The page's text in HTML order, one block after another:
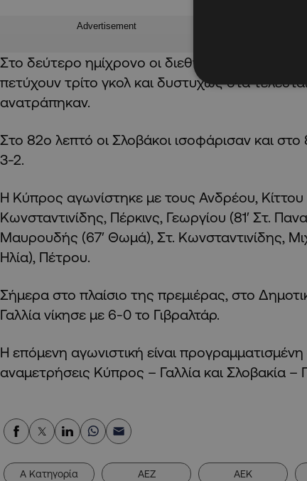
Advertisement
Στο δεύτερο ημίχρονο οι διεθνείς μας
πετύχουν τρίτο γκολ και δυστυχώς στα
ανατράπηκαν.
Στο 82ο λεπτό οι Σλοβάκοι ισοφάρισαν και στο
3-2.
Η Κύπρος αγωνίστηκε με τους Ανδρέου, Κίττου
Κωνσταντινίδης, Πέρκινς, Γεωργίου (81′ Στ.
Μαυρουδής (67′ Θωμά), Στ. Κωνσταντινίδης,
Ηλία), Πέτρου.
Σήμερα στο πλαίσιο της πρεμιέρας, στο
Γαλλία νίκησε με 6-0 το Γιβραλτάρ.
Η επόμενη αγωνιστική είναι
αναμετρήσεις Κύπρος – Γαλλία και Σλοβακία –
Α Κατηγορία ΑΕΖ ΑΕΚ